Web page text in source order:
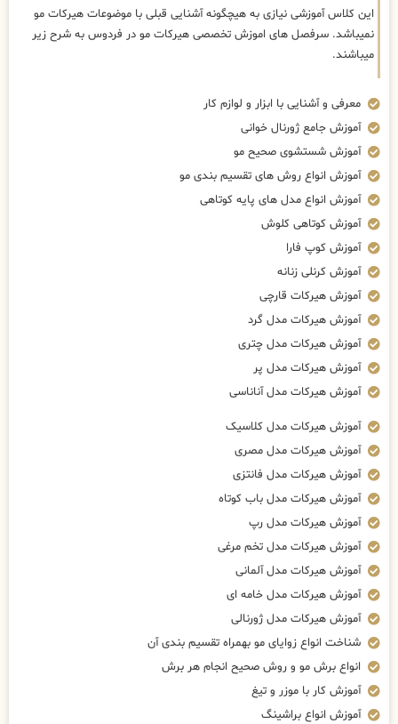
این کلاس آموزشی نیازی به هیچگونه آشنایی قبلی با موضوعات هیرکات مو
نمیباشد. سرفصل های اموزش تخصصی هیرکات مو در فردوس به شرح زیر
میباشند.
معرفی و آشنایی با ابزار و لوازم کار
آموزش جامع ژورنال خوانی
آموزش شستشوی صحیح مو
آموزش انواع روش های تقسیم بندی مو
آموزش انواع مدل های پایه کوتاهی
آموزش کوتاهی کلوش
آموزش کوپ فارا
آموزش کرنلی زنانه
آموزش هیرکات قارچی
آموزش هیرکات مدل گرد
آموزش هیرکات مدل چتری
آموزش هیرکات مدل پر
آموزش هیرکات مدل آناناسی
آموزش هیرکات مدل کلاسیک
آموزش هیرکات مدل مصری
آموزش هیرکات مدل فانتزی
آموزش هیرکات مدل باب کوتاه
آموزش هیرکات مدل رپ
آموزش هیرکات مدل تخم مرغی
آموزش هیرکات مدل آلمانی
آموزش هیرکات مدل خامه ای
آموزش هیرکات مدل ژورنالی
شناخت انواع زوایای مو بهمراه تقسیم بندی آن
انواع برش مو و روش صحیح انجام هر برش
آموزش کار با موزر و تیغ
آموزش انواع براشینگ